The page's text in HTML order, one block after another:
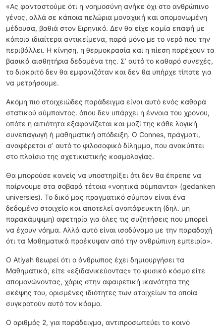
«Ας φανταστούμε ότι η νοημοσύνη ανήκε όχι στο ανθρώπινο
γένος, αλλά σε κάποια πελώρια μοναχική και απομονωμένη
μέδουσα, βαθιά στον Ειρηνικό. Δεν θα είχε καμία επαφή με
κάποια ιδιαίτερα αντικείμενα, παρά μόνο με το νερό που την
περιβάλλει. Η κίνηση, η θερμοκρασία και η πίεση παρέχουν τα
βασικά αισθητήρια δεδομένα της. Σ’ αυτό το καθαρό συνεχές,
το διακριτό δεν θα εμφανιζόταν και δεν θα υπήρχε τίποτε για
να μετρήσουμε.
Ακόμη πιο στοιχειώδες παράδειγμα είναι αυτό ενός καθαρά
στατικού σύμπαντος. όπου δεν υπάρχει η έννοια του χρόνου,
οπότε η αιτιότητα εξαφανίζεται και μαζί της κάθε λογική
συνεπαγωγή ή μαθηματική απόδειξη. Ο Connes, πράγματι,
αναφέρεται σ’ αυτό το φιλοσοφικό δίλημμα, που ανακύπτει
στο πλαίσιο της σχετικιστικής κοσμολογίας.
Θα μπορούσε κανείς να υποστηρίξει ότι δεν θα έπρεπε να
παίρνουμε στα σοβαρά τέτοια «νοητικά σύμπαντα» (gedanken
universies). Το δικό μας πραγματικό σύμπαν είναι ένα
δεδομένο στοιχείο και αποτελεί αναπόφευκτη (δηλ. μη
παρακάμψιμη) αφετηρία για όλες τις συζητήσεις που μπορεί
να έχουν νόημα. Αλλά αυτό είναι ισοδύναμο με την παραδοχή
ότι τα Μαθηματικά προέκυψαν από την ανθρώπινη εμπειρία».
Ο Atiyah θεωρεί ότι ο άνθρωπος έχει δημιουργήσει τα
Μαθηματικά, είτε «εξιδανικεύοντας» το φυσικό κόσμο είτε
απομονώνοντας, χάρις στην αφαιρετική ικανότητα της
σκέψης του, ορισμένες ιδιότητες των στοιχείων τα οποία
συγκροτούν αυτό τον κόσμο.
Ο αριθμός 2, για παράδειγμα, αντιπροσωπεύει το κοινό